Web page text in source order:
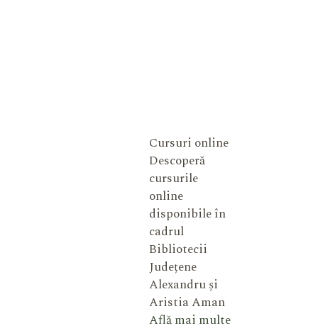
Cursuri online
Descoperă
cursurile
online
disponibile în
cadrul
Bibliotecii
Județene
Alexandru și
Aristia Aman
Află mai multe